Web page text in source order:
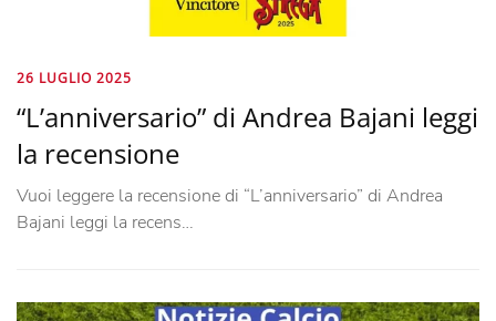
26 LUGLIO 2025
“L’anniversario” di Andrea Bajani leggi
la recensione
Vuoi leggere la recensione di “L’anniversario” di Andrea
Bajani leggi la recens…